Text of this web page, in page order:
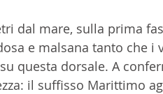
dal mare, sulla prima
e malsana tanto che i
questa dorsale. A
il suffisso Marittimo